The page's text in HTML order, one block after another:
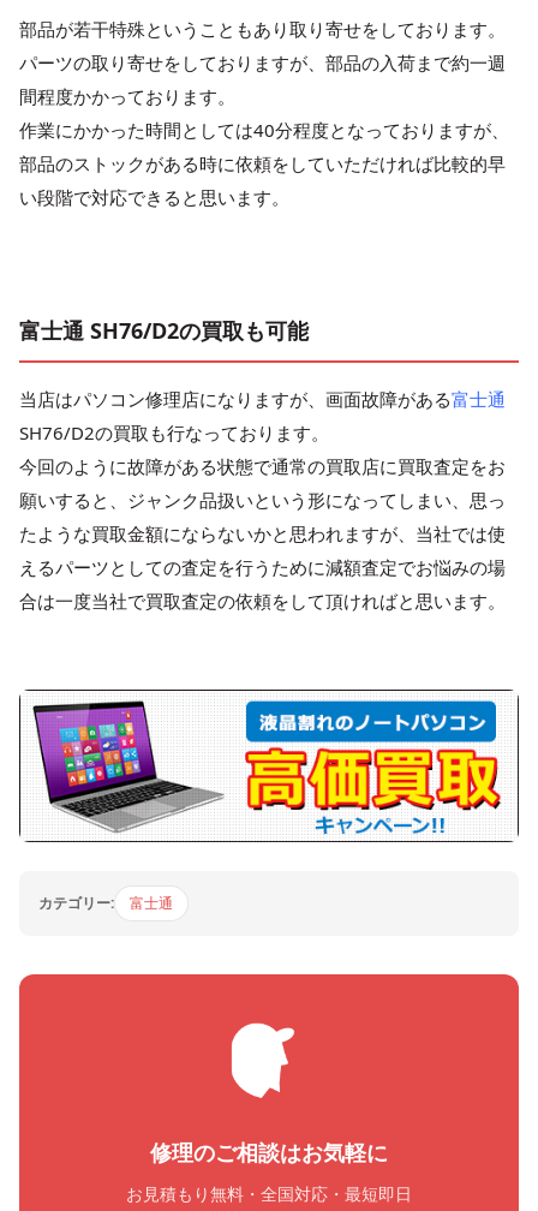
部品が若干特殊ということもあり取り寄せをしております。
パーツの取り寄せをしておりますが、部品の入荷まで約一週
間程度かかっております。
作業にかかった時間としては40分程度となっておりますが、
部品のストックがある時に依頼をしていただければ比較的早
い段階で対応できると思います。
富士通 SH76/D2の買取も可能
当店はパソコン修理店になりますが、画面故障がある富士通
SH76/D2の買取も行なっております。
今回のように故障がある状態で通常の買取店に買取査定をお
願いすると、ジャンク品扱いという形になってしまい、思っ
たような買取金額にならないかと思われますが、当社では使
えるパーツとしての査定を行うために減額査定でお悩みの場
合は一度当社で買取査定の依頼をして頂ければと思います。
カテゴリー: 富士通
修理のご相談はお気軽に
お見積もり無料・全国対応・最短即日